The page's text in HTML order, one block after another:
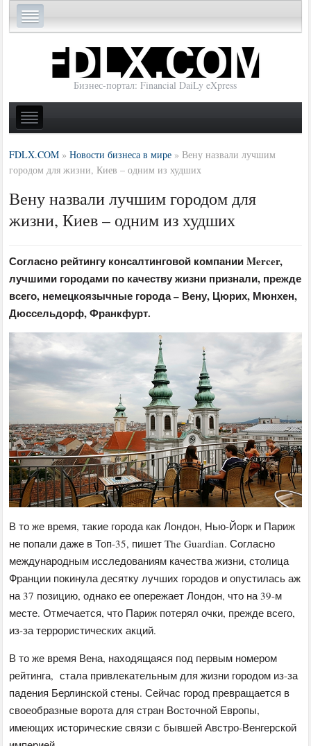
Бизнес-портал: Financial DaiLy eXpress
FDLX.COM »Новости бизнеса в мире »Вену назвали лучшим
городом для жизни, Киев – одним из худших
Вену назвали лучшим городом для
жизни, Киев – одним из худших
Согласно рейтингу консалтинговой компании Mercer,
лучшими городами по качеству жизни признали, прежде
всего, немецкоязычные города – Вену, Цюрих, Мюнхен,
Дюссельдорф, Франкфурт.
В то же время, такие города как Лондон, Нью-Йорк и Париж
не попали даже в Топ-35, пишет The Guardian. Согласно
международным исследованиям качества жизни, столица
Франции покинула десятку лучших городов и опустилась аж
на 37 позицию, однако ее опережает Лондон, что на 39-м
месте. Отмечается, что Париж потерял очки, прежде всего,
из-за террористических акций.
В то же время Вена, находящаяся под первым номером
рейтинга, стала привлекательным для жизни городом из-за
падения Берлинской стены. Сейчас город превращается в
своеобразные ворота для стран Восточной Европы,
имеющих исторические связи с бывшей Австро-Венгерской